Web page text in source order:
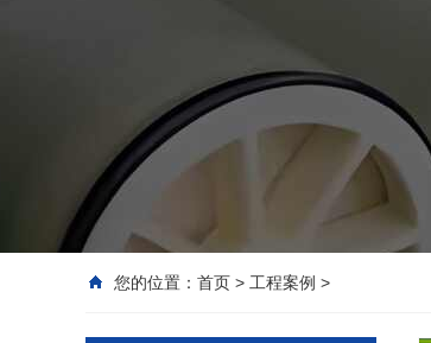
您的位置： 首页 > 工程案例 >